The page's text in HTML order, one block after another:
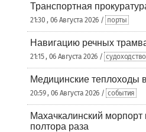
Транспортная
21:30 , 06 Августа 2026 / порты
Навигацию речных
21:15 , 06 Августа 2026 / судоходство
Медицинские теплоходы
20:59 , 06 Августа 2026 / события
Махачкалинский морпорт
полтора раза